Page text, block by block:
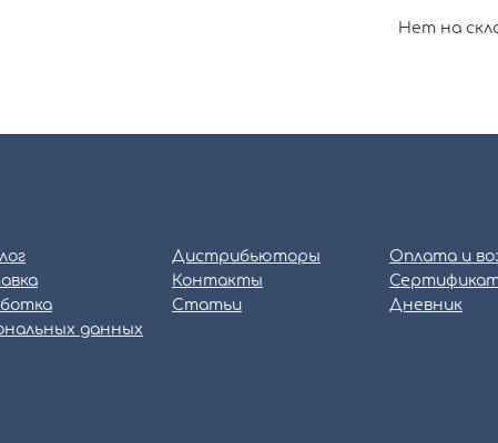
Нет на
Дистрибьюторы
Оплата и
Контакты
данных
Статьи Дневник